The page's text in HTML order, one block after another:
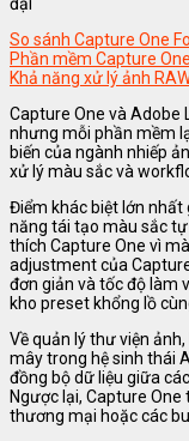
đại
So sánh Capture One
Phần mềm Capture
Khả năng xử lý ảnh
Capture One vàAdobe
nhưng mỗi phần mềm
biến của ngành nhiếp
xử lý màu sắc và
Điểm khác biệt lớn nhất
năng tái tạo màu sắc
thích Capture One vì
adjustment của
đơn giản và tốc độ làm
kho preset khổng lồ
Về quản lý thư viện
mây trong hệ sinh thái
đồng bộ dữ liệu giữa
Ngược lại, Capture
thương mại hoặc các